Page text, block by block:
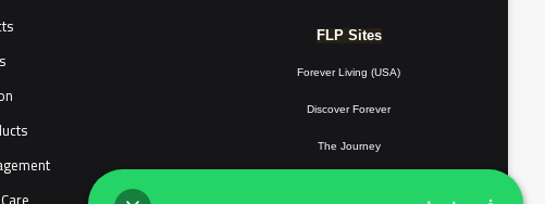
FLP Sites
Forever Living (USA)
Discover Forever
The Journey